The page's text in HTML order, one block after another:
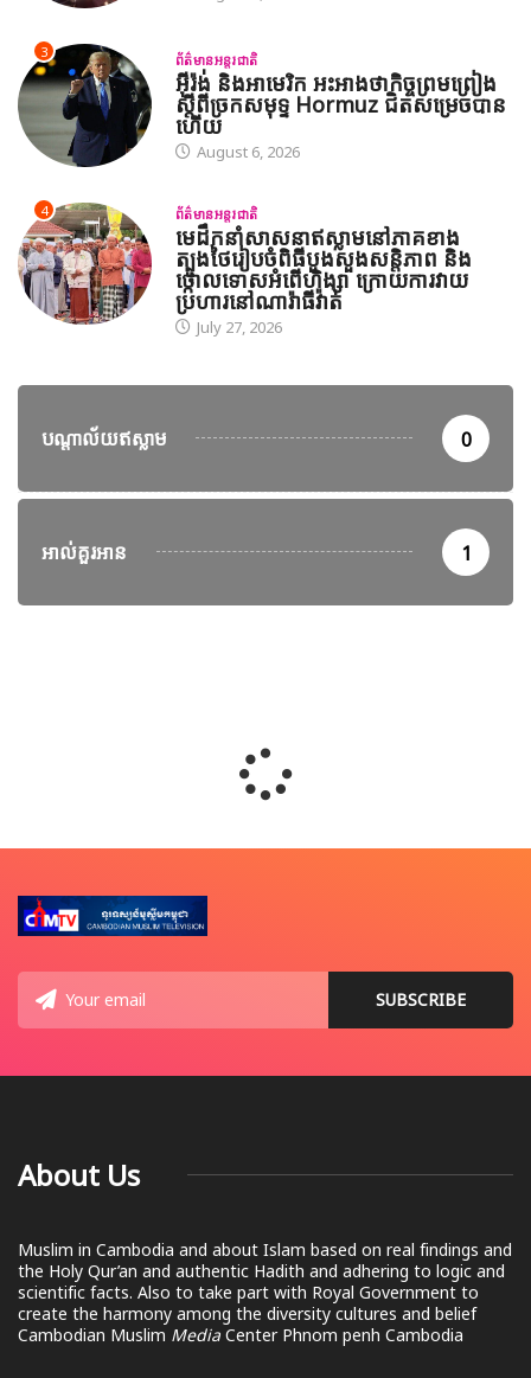
3 ព័ត៌មានអន្តរជាតិ
អ៊ីរ៉ង់ និងអាមេរិក អះអាងថាកិច្ចព្រមព្រៀង
ស្តីពីច្រកសមុទ្ទ Hormuz ជិតសម្រេចបាន
ហើយ
August 6, 2026
4 ព័ត៌មានអន្តរជាតិ
មេដឹកនាំសាសនាឥស្លាមនៅភាគខាង
ត្បូងថៃរៀបចំពិធីបួងសួងសន្តិភាព និង
ថ្កោលទោសអំពើហិង្សា ក្រោយការវាយ
ប្រហារនៅណារ៉ាធីវ៉ាត់
July 27, 2026
បណ្តាល័យឥស្លាម 0
អាល់គួរអាន 1
About Us
Muslim in Cambodia and about Islam based on real findings and
the Holy Qur’an and authentic Hadith and adhering to logic and
scientific facts. Also to take part with Royal Government to
create the harmony among the diversity cultures and belief
Cambodian Muslim Media Center Phnom penh Cambodia